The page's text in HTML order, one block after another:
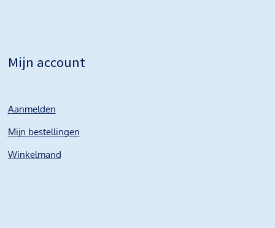
Mijn account
Aanmelden
Mijn bestellingen
Winkelmand